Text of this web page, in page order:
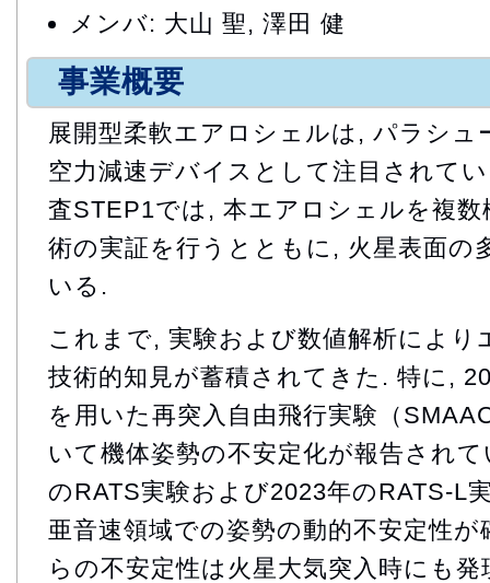
メンバ: 大山 聖, 澤田 健
事業概要
展開型柔軟エアロシェルは, パラシュ
空力減速デバイスとして注目されて
査STEP1では, 本エアロシェルを複
術の実証を行うとともに, 火星表面の
いる.
これまで, 実験および数値解析によ
技術的知見が蓄積されてきた. 特に,
を用いた再突入自由飛行実験（
いて機体姿勢の不安定化が報告され
のRATS実験および2023年のRATS-L
亜音速領域での姿勢の動的不安定性
らの不安定性は火星大気突入時にも